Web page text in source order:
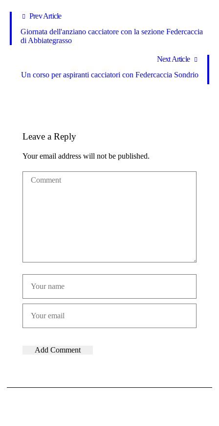
Prev Article
Giornata dell'anziano cacciatore con la sezione Federcaccia
di Abbiategrasso
Next Article
Un corso per aspiranti cacciatori con Federcaccia Sondrio
Leave a Reply
Your email address will not be published.